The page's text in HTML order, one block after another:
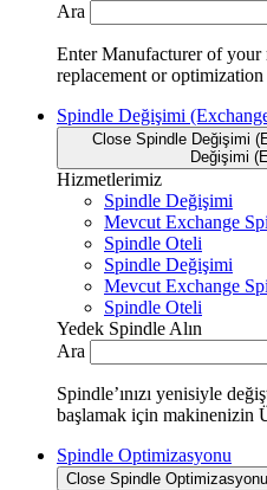
Ara
Enter Manufacturer of your
replacement or
Spindle Değişimi
Close Spindle Değişimi
Değişimi
Hizmetlerimiz
Spindle Değişimi
Mevcut Exchange
Spindle Oteli
Spindle Değişimi
Mevcut Exchange
Spindle Oteli
Yedek Spindle Alın
Ara
Spindle’ınızı yenisiyle
başlamak için makinenizin
Spindle Optimizasyonu
Close Spindle Optimizasyonu